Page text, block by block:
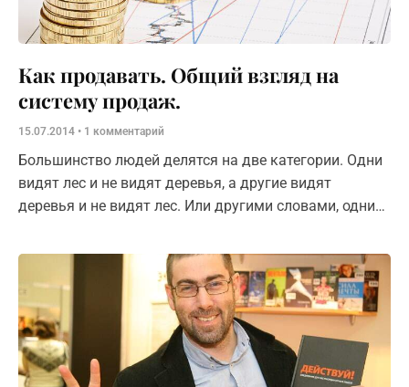
Как продавать. Общий взгляд на
систему продаж.
15.07.2014 1 комментарий
Большинство людей делятся на две категории. Одни
видят лес и не видят деревья, а другие видят
деревья и не видят лес. Или другими словами, одни